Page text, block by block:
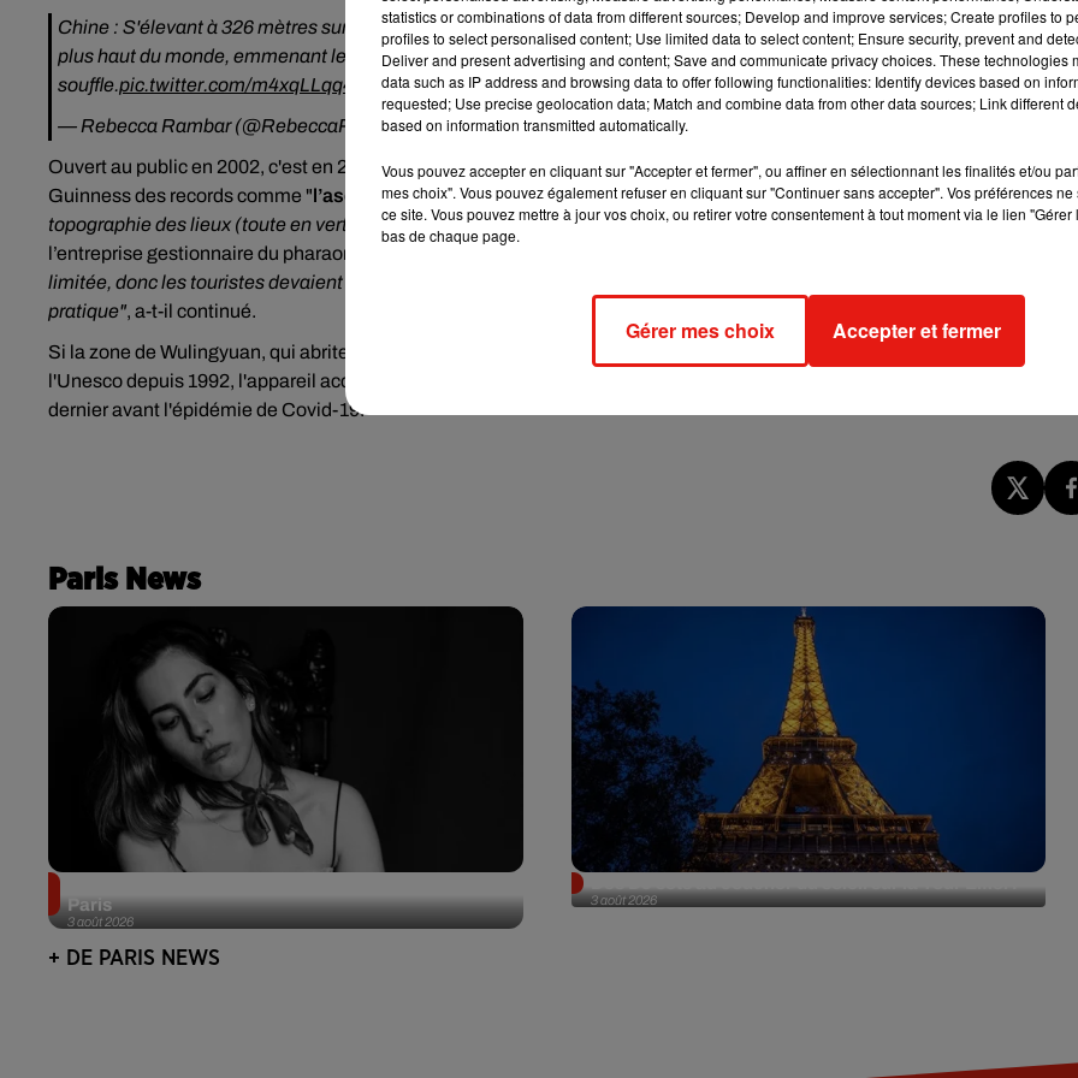
Chine : S'élevant à 326 mètres sur la falaise qui a inspiré le paysage du film à succès "Avatar", un ascenseur extérieur est
plus haut du monde, emmenant les courageux touristes chinois vers des vues à couper le
souffle.pic.twitter.com/m4xqLLqq4K
— Rebecca Rambar (@RebeccaRambar)November 19, 2020
Ouvert au public en 2002, c'est en 2015 que l’ascenseur Bailong (qui signifie "Cent dragons"), a été reconnu par leLivre
Guinnessdes records comme "l’ascenseur extérieur le plus élevé du monde"."On a construit l’ascenseur parce que la
topographie des lieux (toute en verticalité) se prête vraiment à ce mode de transport", a ainsi expliqué Liu Jie, le directeur
l’entreprise gestionnaire du pharaonique dispositif, cité par
limitée, donc les touristes devaient patienter longtemps ou monter à pied, ce qui prend trois heures, et n’était pas très
pratique", a-t-il continué.
Si la zone de Wulingyuan, qui abrite l'ascenseur, s'étend sur 26.000 hectares et est classée au patrimoine mondial de
l'Unescodepuis 1992, l'appareil accueille p
dernier avant l'épidémie de Covid-19.
Paris News
3 août 2026
Paris
3 août 2026
+ DE PARIS NEWS
statistics or combinations of data from different sources; Develop and improve services; Create profiles to
profiles to select personalised content; Use limited data to select content; Ensure security, prevent and
Deliver and present advertising and content; Save and communicate privacy choices. These technologies
data such as IP address and browsing data to offer following functionalities: Identify devices based on
requested; Use precise geolocation data; Match and combine data from other data sources; Link different
based on information transmitted automatically.
Vous pouvez accepter en cliquant sur "Accepter et fermer", ou affiner en sélectionnant les finalités et/ou
mes choix". Vous pouvez également refuser en cliquant sur "Continuer sans accepter". Vos préférences
ce site. Vous pouvez mettre à jour vos choix, ou retirer votre consentement à tout moment via le lien
bas de chaque page.
Gérer mes choix Accepter et fermer